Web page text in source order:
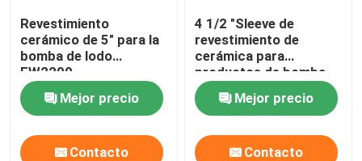
Revestimiento
cerámico de 5" para la
bomba de lodo
EW2200
Mejor precio
Contacto
4 1/2 "Sleeve de
revestimiento de
cerámica para
productos de bomba
de barro API 7K
Mejor precio
Contacto